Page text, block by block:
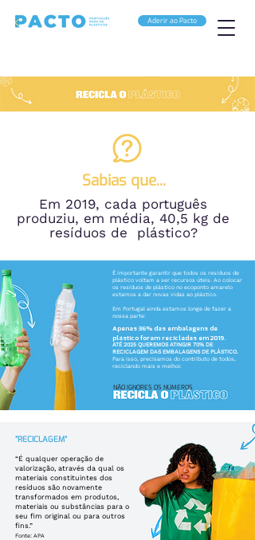
Aderir ao Pacto
Sabias que...
Em 2019, cada português
produziu, em média, 40,5 kg de
resíduos de plástico?
NÃO IGNORES OS NÚMEROS
Apenas 36% das embalagens de
plástico foram recicladas em 2019.
É importante garantir que todos os resíduos de
plástico voltam a ser recursos úteis. Ao colocar
os resíduos de plástico no ecoponto amarelo
estamos a dar novas vidas ao plástico.
Em Portugal ainda estamos longe de fazer a
nossa parte:
ATÉ 2025 QUEREMOS ATINGIR 70% DE
RECICLAGEM DAS EMBALAGENS DE PLÁSTICO.
Para isso, precisamos do contributo de todos,
reciclando mais e melhor.
“RECICLAGEM”
“É qualquer operação de
valorização, através da qual os
materiais constituintes dos
resíduos são novamente
transformados em produtos,
materiais ou substâncias para o
seu fim original ou para outros
fins.”
Fonte: APA